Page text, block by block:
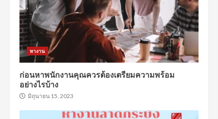
หางาน
ก่อนหาพนักงานคุณควรต้องเตรียมความพร้อม
อย่างไรบ้าง
มิถุนายน 15, 2023